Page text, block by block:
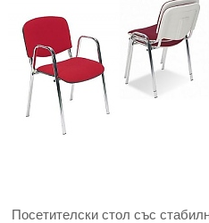
Посетителски стол със